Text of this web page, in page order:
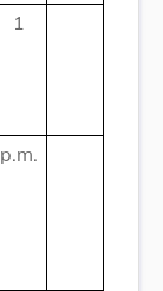
1
p.m.